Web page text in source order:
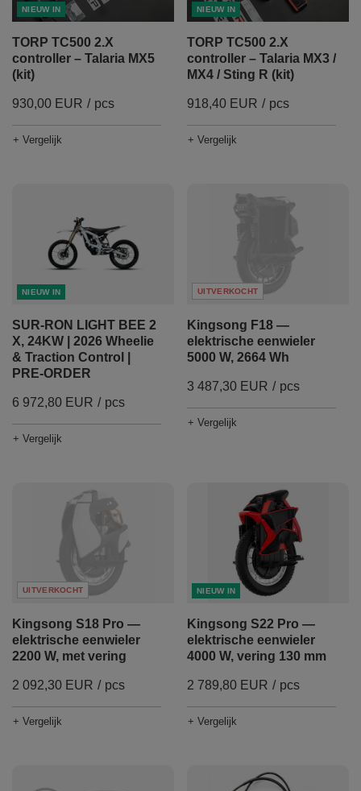
NIEUW IN
TORP TC500 2.X
controller – Talaria MX5
(kit)
930,00 EUR / pcs
+ Vergelijk
NIEUW IN
TORP TC500 2.X
controller – Talaria MX3 /
MX4 / Sting R (kit)
918,40 EUR / pcs
+ Vergelijk
NIEUW IN
SUR-RON LIGHT BEE 2
X, 24KW | 2026 Wheelie
& Traction Control |
PRE-ORDER
6 972,80 EUR / pcs
+ Vergelijk
UITVERKOCHT
Kingsong F18 —
elektrische eenwieler
5000 W, 2664 Wh
3 487,30 EUR / pcs
+ Vergelijk
UITVERKOCHT
Kingsong S18 Pro —
elektrische eenwieler
2200 W, met vering
2 092,30 EUR / pcs
+ Vergelijk
NIEUW IN
Kingsong S22 Pro —
elektrische eenwieler
4000 W, vering 130 mm
2 789,80 EUR / pcs
+ Vergelijk